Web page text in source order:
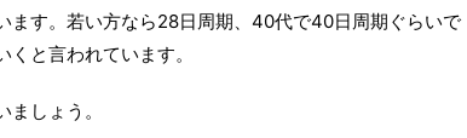
ます。若い方なら28日周期、40代で40日周期ぐらいで
と言われています。
しょう。